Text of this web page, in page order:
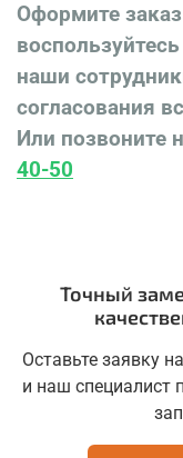
Оформите
наши
согласования
Или позвоните
40-50
Точный
Оставьте заявку
и наш специалист